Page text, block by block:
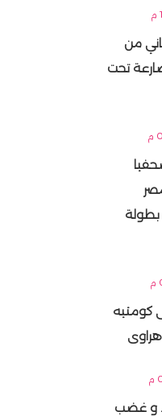
من
تحت
بطولة
كومتيه
. . و غضب